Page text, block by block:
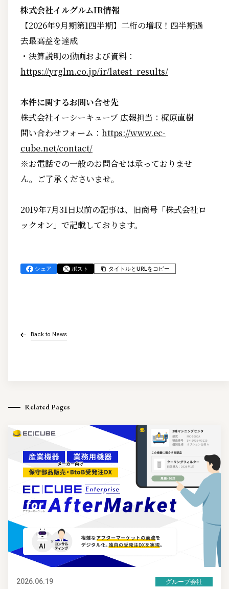
株式会社イルグルムIR情報
【2026年9月期第1四半期】二桁の増収！四半期過
去最高益を達成
・決算説明の動画および資料：
https://yrglm.co.jp/ir/latest_results/
本件に関するお問い合せ先
株式会社イーシーキューブ 広報担当：梶原直樹
問い合わせフォーム： https://www.ec-
cube.net/contact/
※お電話での一般のお問合せは承っておりませ
ん。ご了承くださいませ。
2019年7月31日以前の記事は、旧商号「株式会社ロ
ックオン」で記載しております。
シェア ポスト タイトルとURLをコピー
Back to News
Related Pages
2026.06.19 グループ会社